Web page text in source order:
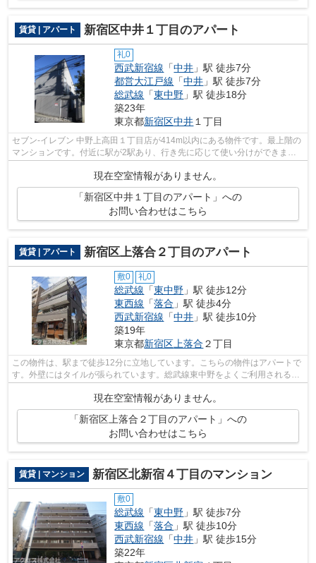
賃貸 | アパート 新宿区中井１丁目のアパート
礼0
西武新宿線 「中井 」駅 徒歩7分
都営大江戸線 「中井 」駅 徒歩7分
総武線 「東中野 」駅 徒歩18分
築23年
東京都新宿区中井１丁目
セブン-イレブン 中野上高田１丁目店が414m以内にある物件です。最上階の
マンションです。付近に駅が2駅あり、行き先に応じて使い分けができま
現在空室情報がありません。
「新宿区中井１丁目のアパート」への
お問い合わせはこちら
賃貸 | アパート 新宿区上落合２丁目のアパート
敷0 礼0
総武線 「東中野 」駅 徒歩12分
東西線 「落合 」駅 徒歩4分
西武新宿線 「中井 」駅 徒歩10分
築19年
東京都新宿区 上落合 ２丁目
この物件は、駅まで徒歩12分に立地しています。こちらの物件はアパートで
す。外壁にはタイルが張られています。総武線東中野をよくご利用されるな
ら、03-6908-9671又はinfo@access-jap...
現在空室情報がありません。
「新宿区上落合２丁目のアパート」への
お問い合わせはこちら
賃貸 | マンション 新宿区北新宿４丁目のマンション
敷0
総武線 「東中野 」駅 徒歩7分
東西線 「落合 」駅 徒歩10分
西武新宿線 「中井 」駅 徒歩15分
築22年